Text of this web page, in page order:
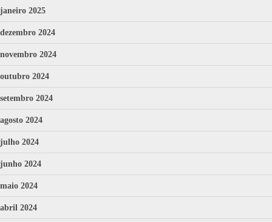
janeiro 2025
dezembro 2024
novembro 2024
outubro 2024
setembro 2024
agosto 2024
julho 2024
junho 2024
maio 2024
abril 2024